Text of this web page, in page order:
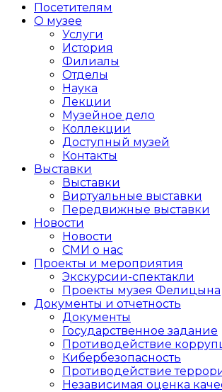
Посетителям
О музее
Услуги
История
Филиалы
Отделы
Наука
Лекции
Музейное дело
Коллекции
Доступный музей
Контакты
Выставки
Выставки
Виртуальные выставки
Передвижные выставки
Новости
Новости
СМИ о нас
Проекты и мероприятия
Экскурсии-спектакли
Проекты музея Фелицына
Документы и отчетность
Документы
Государственное задание
Противодействие
Кибер­безопасность
Противодействие
Независимая оценка